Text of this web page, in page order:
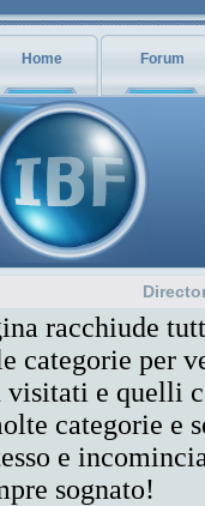
Home Forum
racchiude
categorie per
e quelli
categorie e
e
sognato!